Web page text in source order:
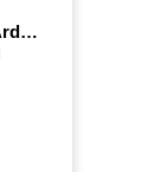
Placa de expansión Arduino